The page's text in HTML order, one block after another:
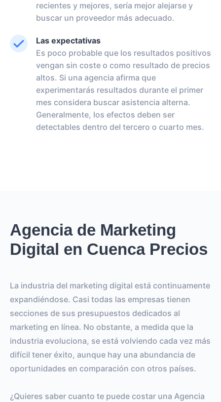
recientes y mejores, sería mejor alejarse y
buscar un proveedor más adecuado.
Las expectativas
Es poco probable que los resultados positivos
vengan sin coste o como resultado de precios
altos. Si una agencia afirma que
experimentarás resultados durante el primer
mes considera buscar asistencia alterna.
Generalmente, los efectos deben ser
detectables dentro del tercero o cuarto mes.
Agencia de Marketing
Digital en Cuenca Precios
La industria del marketing digital está continuamente
expandiéndose. Casi todas las empresas tienen
secciones de sus presupuestos dedicados al
marketing en línea. No obstante, a medida que la
industria evoluciona, se está volviendo cada vez más
difícil tener éxito, aunque hay una abundancia de
oportunidades en comparación con otros países.
¿Quieres saber cuanto te puede costar una Agencia